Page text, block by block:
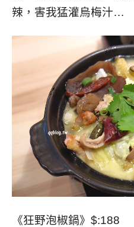
辣，害我猛灌烏梅汁…
《狂野泡椒鍋》$:188